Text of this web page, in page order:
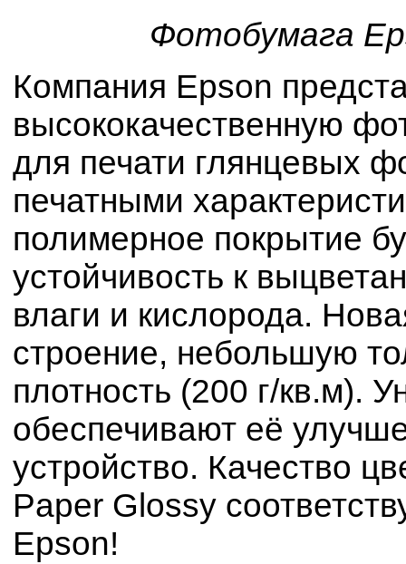
Фотобумага
Компания Epson
высококачественную
для печати глянцевых
печатными
полимерное покрытие
устойчивость к
влаги и кислорода.
строение, небольшую
плотность (200 г/кв.м).
обеспечивают её
устройство. Качество
Paper Glossy
Epson!